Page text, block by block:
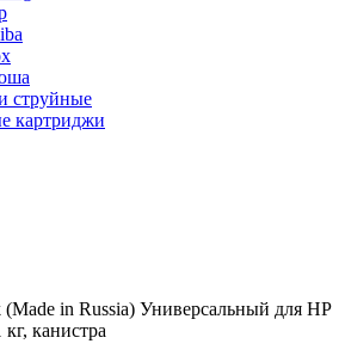
струйные
картриджи
in Russia) Универсальный для HP
канистра